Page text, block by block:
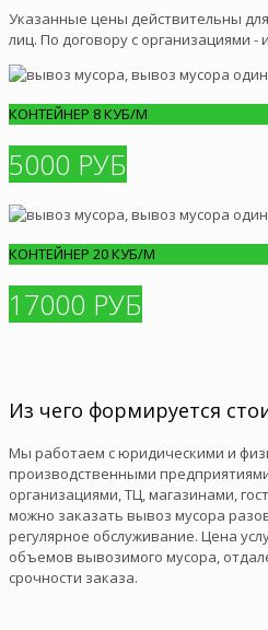
Указанные цены действительны
лиц. По договору с организациями
КОНТЕЙНЕР 8 КУБ/М
5000 РУБ
КОНТЕЙНЕР 20 КУБ/М
17000 РУБ
Из чего формируется
Мы работаем с юридическими и
производственными
организациями, ТЦ, магазинами,
можно заказать вывоз мусора
регулярное обслуживание. Цена
объемов вывозимого мусора,
срочности заказа.